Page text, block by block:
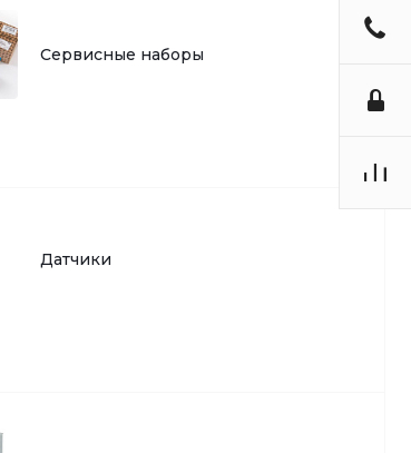
Сервисные наборы
Датчики